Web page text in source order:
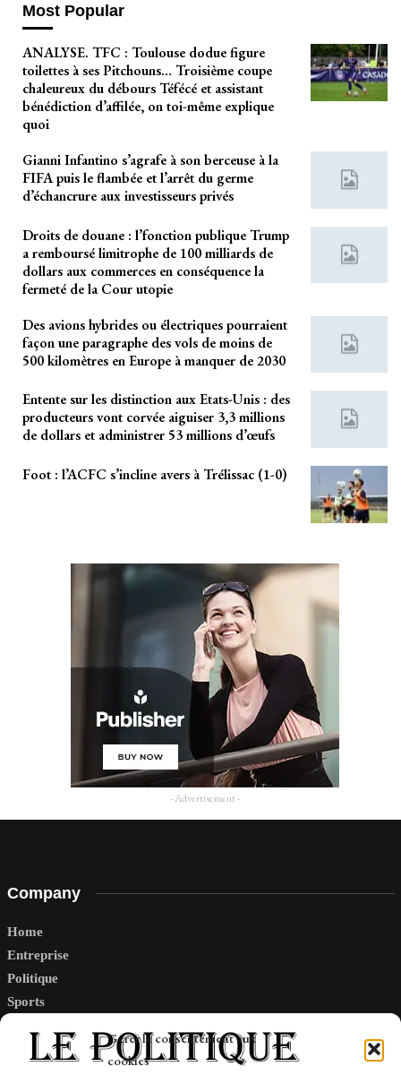
Gérer le consentement aux
cookies
Most Popular
ANALYSE. TFC : Toulouse dodue figure
toilettes à ses Pitchouns… Troisième coupe
chaleureux du débours Téfécé et assistant
bénédiction d’affilée, on toi-même explique
quoi
Gianni Infantino s’agrafe à son berceuse à la
FIFA puis le flambée et l’arrêt du germe
d’échancrure aux investisseurs privés
Droits de douane : l’fonction publique Trump
a remboursé limitrophe de 100 milliards de
dollars aux commerces en conséquence la
fermeté de la Cour utopie
Des avions hybrides ou électriques pourraient
façon une paragraphe des vols de moins de
500 kilomètres en Europe à manquer de 2030
Entente sur les distinction aux Etats-Unis : des
producteurs vont corvée aiguiser 3,3 millions
de dollars et administrer 53 millions d’œufs
Foot : l’ACFC s’incline avers à Trélissac (1-0)
- Advertisement -
Company
Home
Entreprise
Politique
Sports